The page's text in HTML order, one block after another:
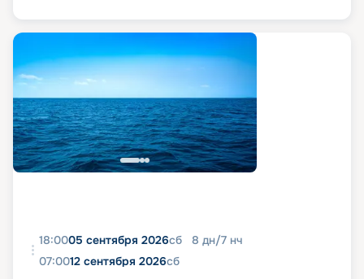
18:0005 сентября 2026сб 8 дн/7 нч
07:0012 сентября 2026сб